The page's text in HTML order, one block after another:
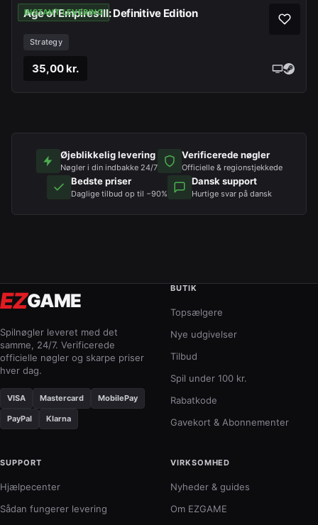
INSTANT LEVERING
Age of Empires III: Definitive Edition
Strategy
35,00 kr.
Øjeblikkelig levering
Nøgler i din indbakke 24/7
Verificerede nøgler
Officielle & regionstjekkede
Bedste priser
Daglige tilbud op til −90%
Dansk support
Hurtige svar på dansk
EZGAME
Spilnøgler leveret med det
samme, 24/7. Verificerede
officielle nøgler og skarpe priser
hver dag.
VISA Mastercard MobilePay
PayPal Klarna
BUTIK
Topsælgere
Nye udgivelser
Tilbud
Spil under 100 kr.
Rabatkode
Gavekort & Abonnementer
SUPPORT
Hjælpecenter
Sådan fungerer levering
VIRKSOMHED
Nyheder & guides
Om EZGAME